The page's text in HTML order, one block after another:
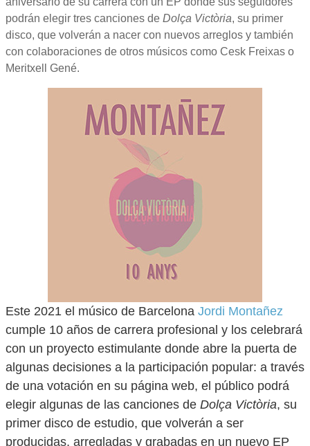
podrán elegir tres canciones de Dolça Victòria, su primer
disco, que volverán a nacer con nuevos arreglos y también
con colaboraciones de otros músicos como Cesk Freixas o
Meritxell Gené.
Este 2021 el músico de Barcelona Jordi Montañez
cumple 10 años de carrera profesional y los celebrará
con un proyecto estimulante donde abre la puerta de
algunas decisiones a la participación popular: a través
de una votación en su página web, el público podrá
elegir algunas de las canciones de Dolça Victòria, su
primer disco de estudio, que volverán a ser
producidas, arregladas y grabadas en un nuevo EP